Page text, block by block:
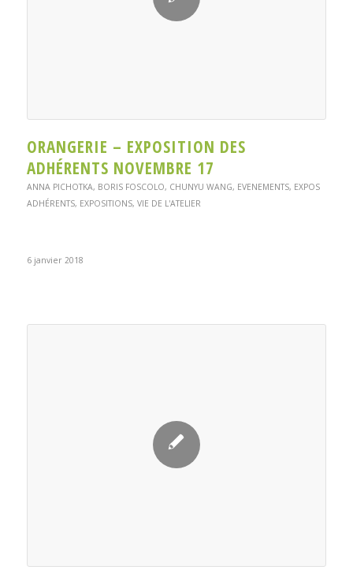
ORANGERIE – EXPOSITION DES
ADHÉRENTS NOVEMBRE 17
ANNA PICHOTKA, BORIS FOSCOLO, CHUNYU WANG, EVENEMENTS, EXPOS
ADHÉRENTS, EXPOSITIONS, VIE DE L'ATELIER
6 janvier 2018